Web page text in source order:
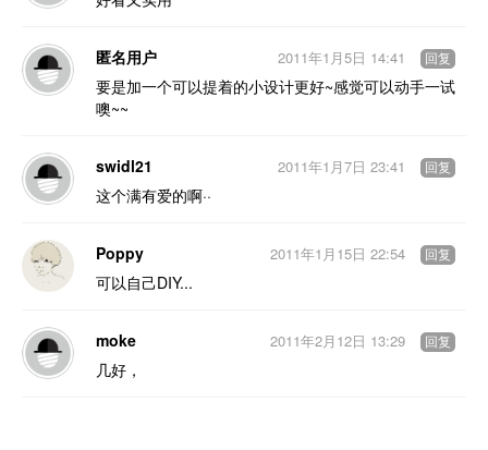
匿名用户
要是加一个可以提着的小设计更好~感觉可以动手一试
噢~~
2011年1月5日 14:41 回复
swidl21
这个满有爱的啊··
2011年1月7日 23:41 回复
Poppy
可以自己DIY...
2011年1月15日 22:54 回复
moke
几好，
2011年2月12日 13:29 回复